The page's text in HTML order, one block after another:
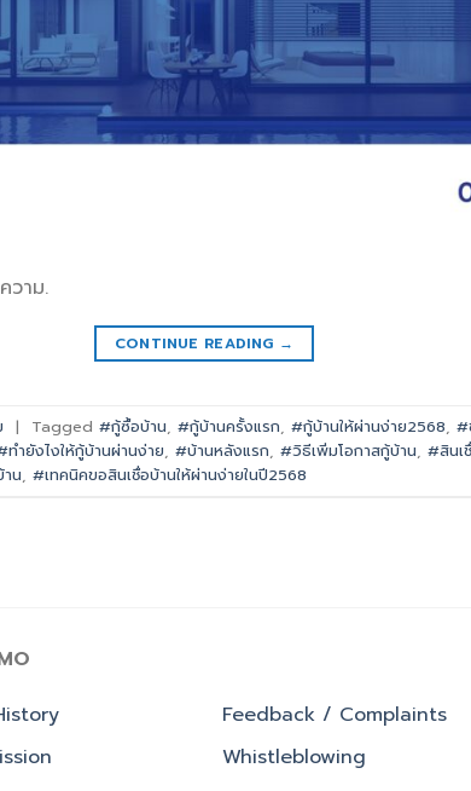
วาม.
CONTINUE READING →
| Tagged #กู้ซื้อบ้าน #กู้บ้านครั้งแรก #กู้บ้านให้ผ่านง่าย2568 #
ทำยังไงให้กู้บ้านผ่านง่าย #บ้านหลังแรก #วิธีเพิ่มโอกาสกู้บ้าน #สินเ
น #เทคนิคขอสินเชื่อบ้านให้ผ่านง่ายในปี2568
Feedback / Complaints
Whistleblowing